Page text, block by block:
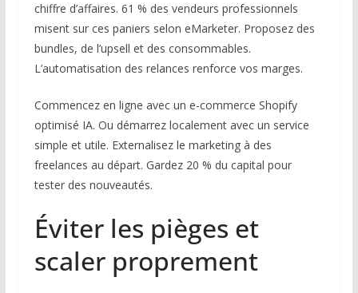
chiffre d’affaires. 61 % des vendeurs professionnels
misent sur ces paniers selon eMarketer. Proposez des
bundles, de l’upsell et des consommables.
L’automatisation des relances renforce vos marges.
Commencez en ligne avec un e-commerce Shopify
optimisé IA. Ou démarrez localement avec un service
simple et utile. Externalisez le marketing à des
freelances au départ. Gardez 20 % du capital pour
tester des nouveautés.
Éviter les pièges et
scaler proprement